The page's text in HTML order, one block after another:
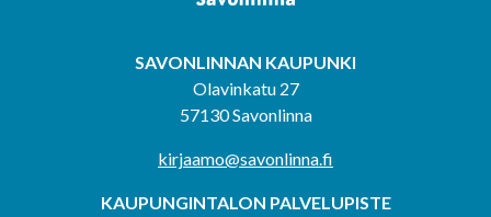
SAVONLINNAN KAUPUNKI
Olavinkatu 27
57130 Savonlinna
kirjaamo@savonlinna.fi
KAUPUNGINTALON PALVELUPISTE